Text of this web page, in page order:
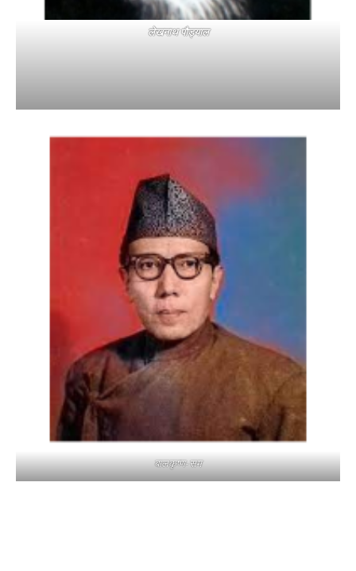
लेखनाथ पौड्याल
बालकृष्ण-सम